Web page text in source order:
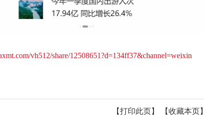
vh512/share/12508651?d=134ff37&channel=weixin
【打印此页】 【收藏本页】